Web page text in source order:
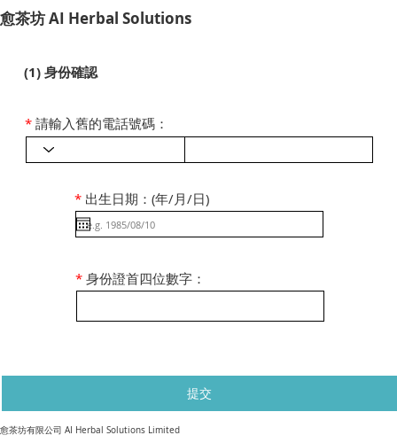
​愈茶坊 AI Herbal Solutions
(1) 身份確認
提交
* 出生日期：(年/月/日)
* 身份證首四位數字：
* 請輸入舊的電話號碼：
​愈茶坊有限公司 AI Herbal Solutions Limited